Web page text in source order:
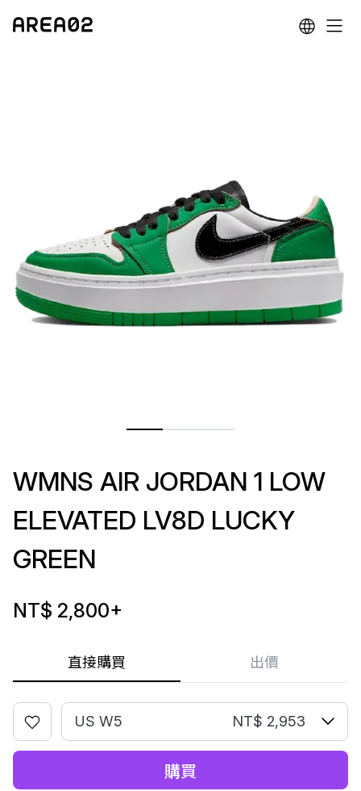
直接購買 出價
WMNS AIR JORDAN 1 LOW
ELEVATED LV8D LUCKY
GREEN
NT$ 2,800+
US W5 NT$ 2,953
購買